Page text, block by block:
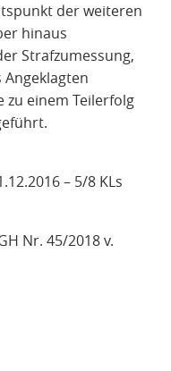
der weiteren
hinaus
Strafzumessung,
zu einem Teilerfolg
– 5/8 KLs
Nr. 45/2018 v.